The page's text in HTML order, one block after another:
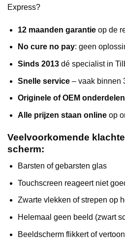
Express?
12 maanden garantieop de
No cure no pay: geen
Sinds 2013dé specialist in
Snelle service– vaak binnen
Originele of OEM onderdelen
Alle prijzen staan onlineop
Veelvoorkomende
scherm:
Barsten of gebarsten glas
Touchscreen reageert niet
Zwarte vlekken of strepen op
Helemaal geen beeld (zwart
Beeldscherm flikkert of